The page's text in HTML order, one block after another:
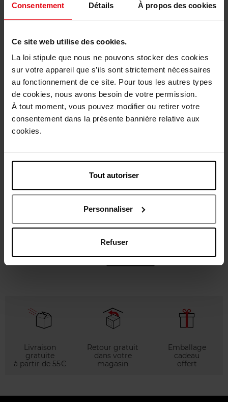
Consentement Détails À propos des cookies
Ce site web utilise des cookies.
La loi stipule que nous ne pouvons stocker des cookies
sur votre appareil que s’ils sont strictement nécessaires
au fonctionnement de ce site. Pour tous les autres types
de cookies, nous avons besoin de votre permission.
À tout moment, vous pouvez modifier ou retirer votre
consentement dans la présente bannière relative aux
cookies.
Tout autoriser
Personnaliser
Refuser
Caractéristiques
Avis client
Vous aimerez peut-être
77,90 € Voir la fiche
Livraison
gratuite
à partir de 55€
Retour gratuit
dans votre
magasin
Emballage
cadeau
offert